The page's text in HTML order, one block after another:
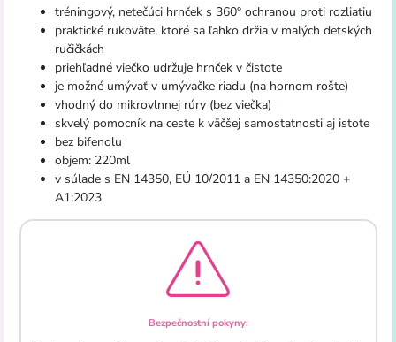
tréningový, netečúci hrnček s 360° ochranou proti rozliatiu
praktické rukoväte, ktoré sa ľahko držia v malých detských
ručičkách
priehľadné viečko udržuje hrnček v čistote
je možné umývať v umývačke riadu (na hornom rošte)
vhodný do mikrovlnnej rúry (bez viečka)
skvelý pomocník na ceste k väčšej samostatnosti aj istote
bez bifenolu
objem: 220ml
v súlade s EN 14350, EÚ 10/2011 a EN 14350:2020 +
A1:2023
Bezpečnostní pokyny: